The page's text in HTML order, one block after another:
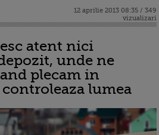
12 aprilie 2013 08:35 / 349
vizualizari
atent nici
unde ne
plecam in
lumea